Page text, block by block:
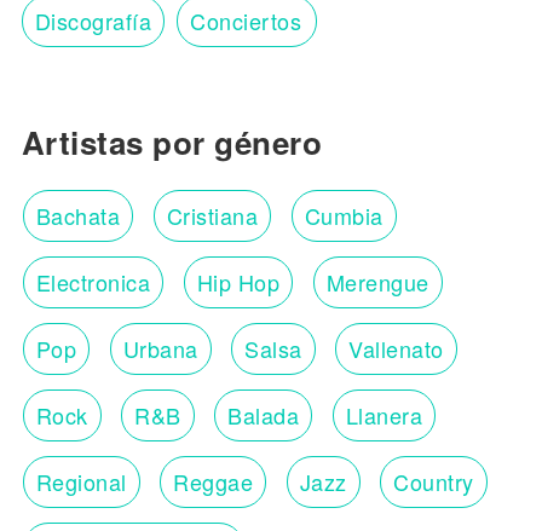
Discografía Conciertos
Artistas por género
Bachata Cristiana Cumbia
Electronica Hip Hop Merengue
Pop Urbana Salsa Vallenato
Rock R&B Balada Llanera
Regional Reggae Jazz Country